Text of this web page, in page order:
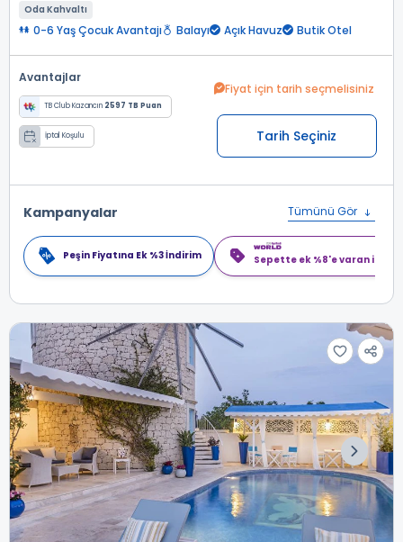
Oda Kahvaltı
0-6 Yaş Çocuk Avantajı Balayı Açık Havuz Butik Otel
Avantajlar
TB Club Kazancın 2597 TB Puan
İptal Koşulu
Fiyat için tarih seçmelisiniz
Tarih Seçiniz
Kampanyalar Tümünü Gör
Peşin Fiyatına Ek %3 İndirim Sepette ek %8'e varan